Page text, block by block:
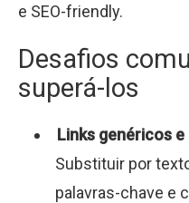
e SEO-friendly.
Desafios
superá-los
Links genéricos
Substituir por
palavras-chave e